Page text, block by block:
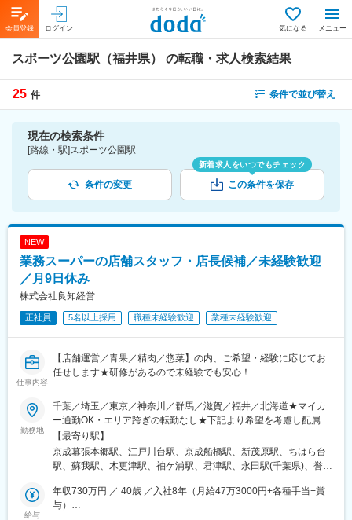
会員登録 ログイン 気になる メニュー
スポーツ公園駅（福井県） の転職・求人検索結果
25 件 条件で並び替え
現在の検索条件
[路線・駅]スポーツ公園駅
条件の変更
新着求人をいつでもチェック
この条件を保存
NEW
業務スーパーの店舗スタッフ・店長候補／未経験歓迎
／月9日休み
株式会社良知経営
正社員 5名以上採用 職種未経験歓迎 業種未経験歓迎
仕事内容
【店舗運営／青果／精肉／惣菜】の内、ご希望・経験に応じてお
任せします★研修があるので未経験でも安心！
勤務地
千葉／埼玉／東京／神奈川／群馬／滋賀／福井／北海道★マイカ
ー通勤OK・エリア跨ぎの転勤なし★下記より希望を考慮し配属先
決定■千葉県幕張本郷、江戸川台、船橋南、館山、蘇我ベイフロン
ト、千葉中央、四街道、鎌取、誉田、木更津、ちはら台、流山、
勝田台、大網永田、馬来田、袖ヶ浦、茂原、茂原緑ヶ丘、君津、
小手指、吉川、三郷、飯能、越谷南、深谷、所沢ファルマン、三
芳、熊谷、籠原、幸手、妻沼、鶴ヶ島、羽生■東京都練馬、日野百
【最寄り駅】
京成幕張本郷駅、江戸川台駅、京成船橋駅、新茂原駅、ちはら台
駅、蘇我駅、木更津駅、袖ケ浦駅、君津駅、永田駅(千葉県)、誉田
駅、茂原駅、勝田台駅、流山駅、馬来田駅、入曽駅、籠原駅、蒲
生駅、幸手駅、狭山ケ丘駅、元加治駅、鶴ケ島駅、南浦和駅、加
給与
年収730万円 ／ 40歳 ／入社8年（月給47万3000円+各種手当+賞
与）